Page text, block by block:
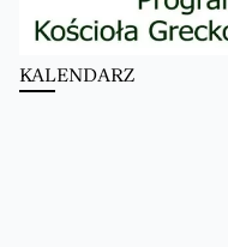
KALENDARZ